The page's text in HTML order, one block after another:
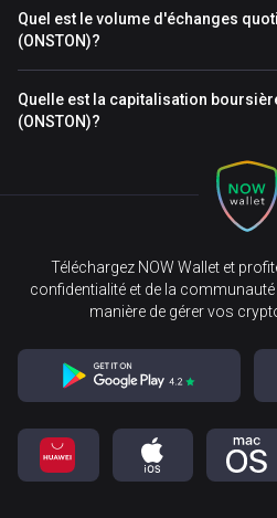
Quel est le volume d'échanges
(ONSTON)?
Quelle est la capitalisation
(ONSTON)?
Téléchargez NOW Wallet et
confidentialité et de la communauté
manière de gérer vos